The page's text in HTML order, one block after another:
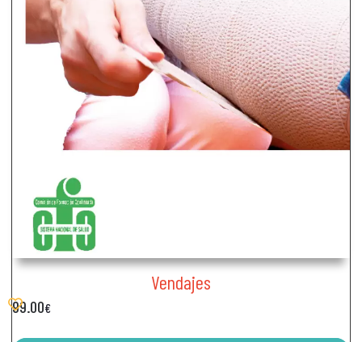
Vendajes
99.00€